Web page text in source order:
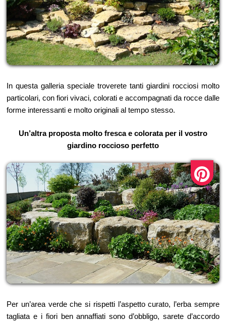
In questa galleria speciale troverete tanti giardini rocciosi molto
particolari, con fiori vivaci, colorati e accompagnati da rocce dalle
forme interessanti e molto originali al tempo stesso.
Un’altra proposta molto fresca e colorata per il vostro
giardino roccioso perfetto
Per un’area verde che si rispetti l’aspetto curato, l’erba sempre
tagliata e i fiori ben annaffiati sono d’obbligo, sarete d’accordo